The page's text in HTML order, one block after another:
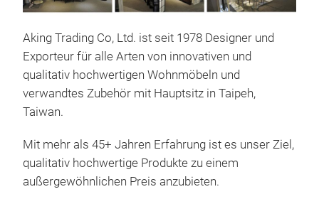
Aking Trading Co, Ltd. ist seit 1978 Designer und
Exporteur für alle Arten von innovativen und
qualitativ hochwertigen Wohnmöbeln und
verwandtes Zubehör mit Hauptsitz in Taipeh,
Taiwan.
Mit mehr als 45+ Jahren Erfahrung ist es unser Ziel,
qualitativ hochwertige Produkte zu einem
außergewöhnlichen Preis anzubieten.